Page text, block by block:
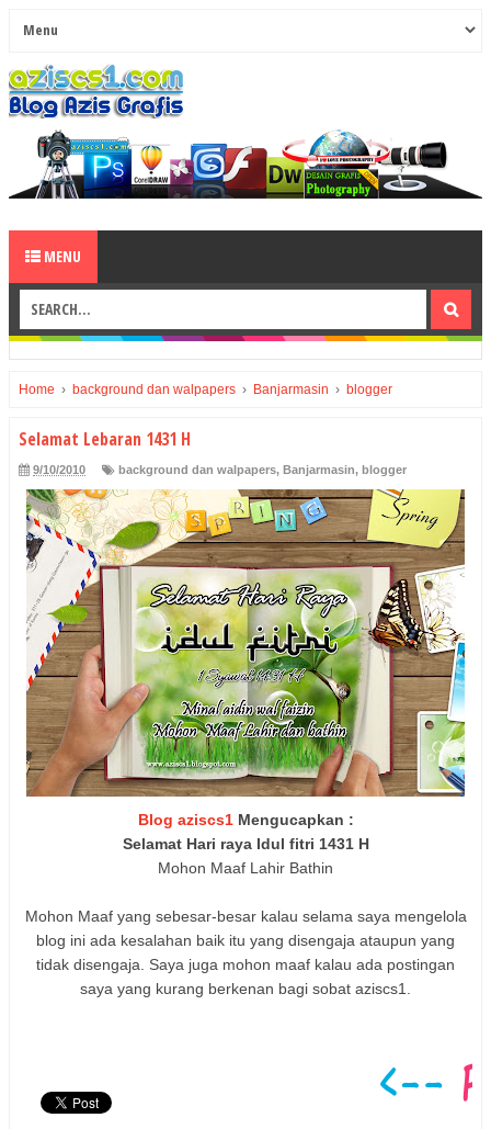
MENU
Home › background dan walpapers › Banjarmasin › blogger
Selamat Lebaran 1431 H
9/10/2010 background dan walpapers, Banjarmasin, blogger
Blog aziscs1Mengucapkan :
Selamat Hari raya Idul fitri 1431 H
Mohon Maaf Lahir Bathin
Mohon Maaf yang sebesar-besar kalau selama saya mengelola
blog ini ada kesalahan baik itu yang disengaja ataupun yang
tidak disengaja. Saya juga mohon maaf kalau ada postingan
saya yang kurang berkenan bagi sobat aziscs1.